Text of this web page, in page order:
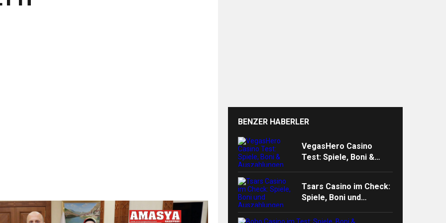
“Amasya’nın Gururları: Dereceye Giren Öğrenciler İçin Anlamlı Tören”
BENZER HABERLER
VegasHero Casino
Test: Spiele, Boni &
Tsars Casino im Check:
Spiele, Boni und